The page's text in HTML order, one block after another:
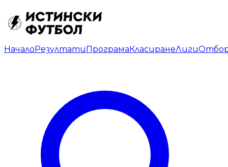
НачалоРезултатиПрограмаКласиранеЛиги